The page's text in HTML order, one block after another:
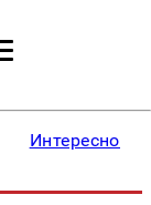
Интересное